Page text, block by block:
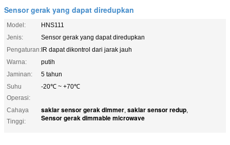
Sensor gerak yang dapat diredupkan
Model:
HNS111
Jenis:
Sensor gerak yang dapat diredupkan
Pengaturan:IR dapat dikontrol dari jarak jauh
Warna:
putih
Jaminan:
5 tahun
Suhu
Operasi:
-20℃ ~ +70℃
Cahaya
Tinggi:
saklar sensor gerak dimmer, saklar sensor redup,
Sensor gerak dimmable microwave